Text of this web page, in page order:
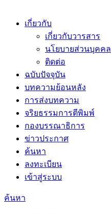
เกี่ยวกับ
เกี่ยวกับวารสาร
นโยบายส่วนบุคคล
ติดต่อ
ฉบับปัจจุบัน
บทความย้อนหลัง
การส่งบทความ
จริยธรรมการตีพิมพ์
กองบรรณาธิการ
ข่าวประกาศ
ค้นหา
ลงทะเบียน
เข้าสู่ระบบ
ค้นหา